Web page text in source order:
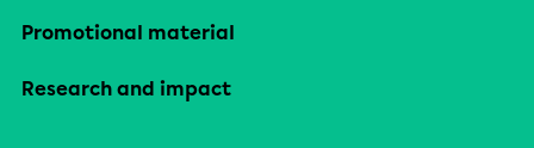
Promotional material
Research and impact